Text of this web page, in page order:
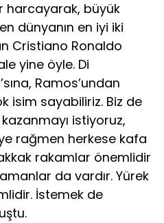
harcayarak, büyük
dünyanın en iyi iki
Cristiano Ronaldo
yine öyle. Di
Ramos’undan
isim sayabiliriz. Biz de
istiyoruz,
rağmen herkese kafa
rakamlar önemlidir
da vardır. Yürek
İstemek de